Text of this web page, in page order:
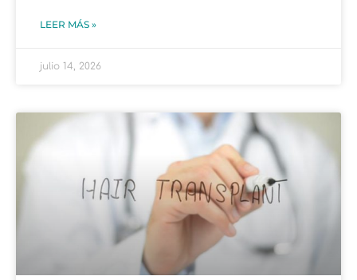
LEER MÁS »
julio 14, 2026